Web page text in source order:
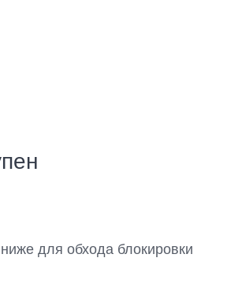
для обхода блокировки